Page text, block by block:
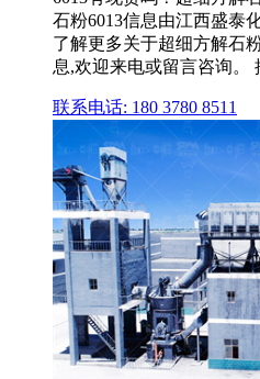
石粉6013信息由江西盛泰
了解更多关于超细方解石
息,欢迎来电或留言咨询。
联系电话: 180 3780 8511